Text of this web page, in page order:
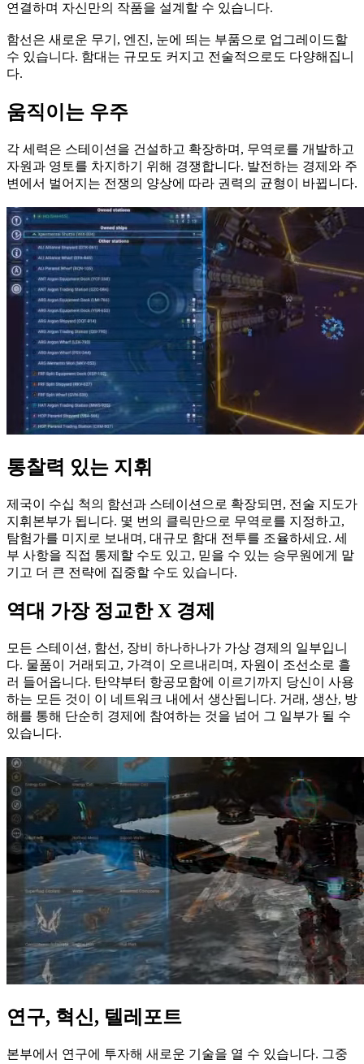
연결하며 자신만의 작품을 설계할 수 있습니다.
함선은 새로운 무기, 엔진, 눈에 띄는 부품으로 업그레이드할
수 있습니다. 함대는 규모도 커지고 전술적으로도 다양해집니
다.
움직이는 우주
각 세력은 스테이션을 건설하고 확장하며, 무역로를 개발하고
자원과 영토를 차지하기 위해 경쟁합니다. 발전하는 경제와 주
변에서 벌어지는 전쟁의 양상에 따라 권력의 균형이 바뀝니다.
통찰력 있는 지휘
제국이 수십 척의 함선과 스테이션으로 확장되면, 전술 지도가
지휘본부가 됩니다. 몇 번의 클릭만으로 무역로를 지정하고,
탐험가를 미지로 보내며, 대규모 함대 전투를 조율하세요. 세
부 사항을 직접 통제할 수도 있고, 믿을 수 있는 승무원에게 맡
기고 더 큰 전략에 집중할 수도 있습니다.
역대 가장 정교한 X 경제
모든 스테이션, 함선, 장비 하나하나가 가상 경제의 일부입니
다. 물품이 거래되고, 가격이 오르내리며, 자원이 조선소로 흘
러 들어옵니다. 탄약부터 항공모함에 이르기까지 당신이 사용
하는 모든 것이 이 네트워크 내에서 생산됩니다. 거래, 생산, 방
해를 통해 단순히 경제에 참여하는 것을 넘어 그 일부가 될 수
있습니다.
연구, 혁신, 텔레포트
본부에서 연구에 투자해 새로운 기술을 열 수 있습니다. 그중